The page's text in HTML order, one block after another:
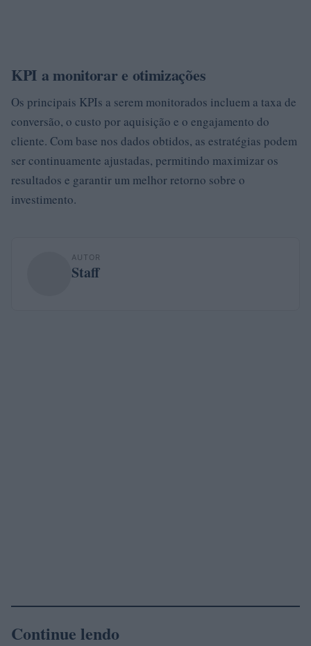
KPI a monitorar e otimizações
Os principais KPIs a serem monitorados incluem a taxa de
conversão, o custo por aquisição e o engajamento do
cliente. Com base nos dados obtidos, as estratégias podem
ser continuamente ajustadas, permitindo maximizar os
resultados e garantir um melhor retorno sobre o
investimento.
AUTOR
Staff
Continue lendo